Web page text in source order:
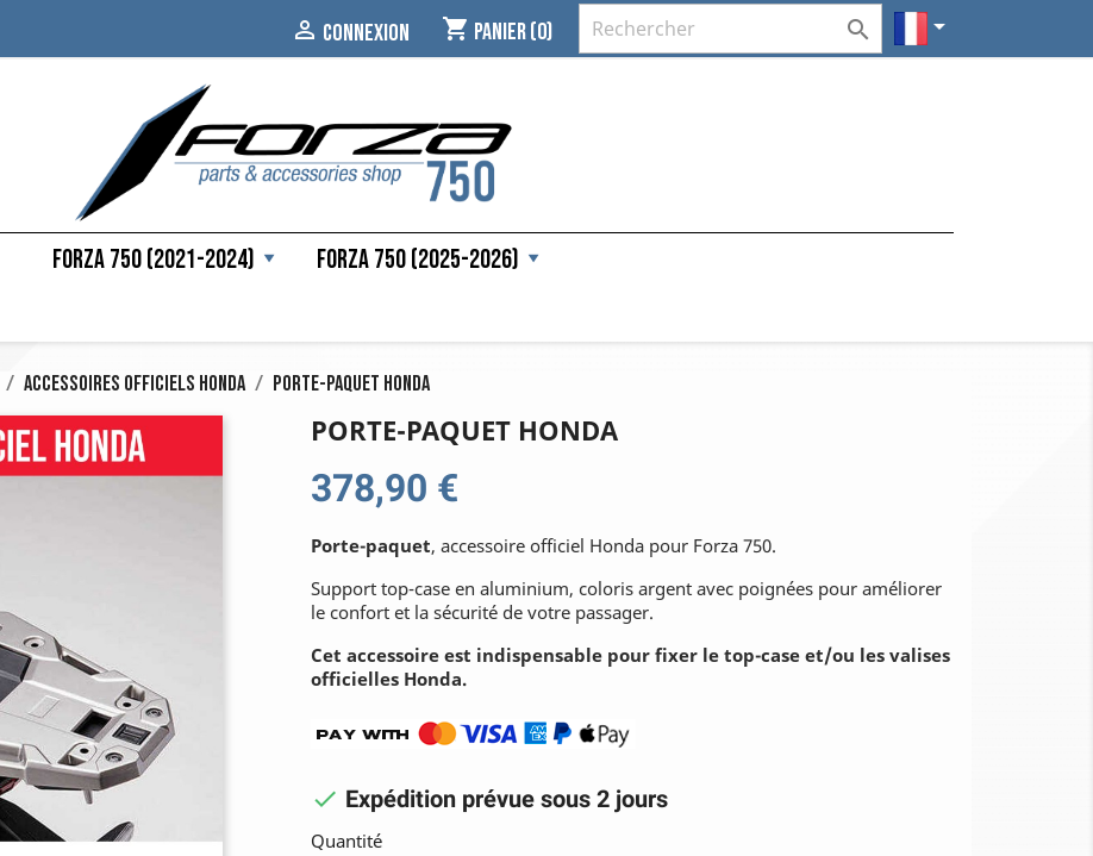
 CONNEXION shopping_cart Panier(0)  
Forza 750 (2021-2024) Forza 750 (2025-2026)
Accessoires officiels Honda Porte-paquet Honda
PORTE-PAQUET HONDA
378,90 €
Porte-paquet, accessoire officiel Honda pour Forza 750.
Support top-case en aluminium, coloris argent avec poignées pour améliorer
le confort et la sécurité de votre passager.
Cet accessoire est indispensable pour fixer le top-case et/ou les valises
officielles Honda.
 Expédition prévue sous 2 jours
Quantité